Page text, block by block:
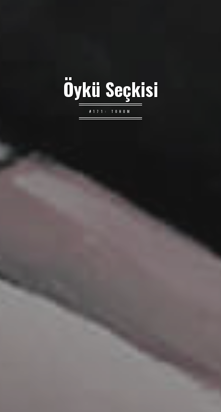
Öykü Seçkisi
#171: TOHUM